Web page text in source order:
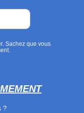
Sachez que vous
?